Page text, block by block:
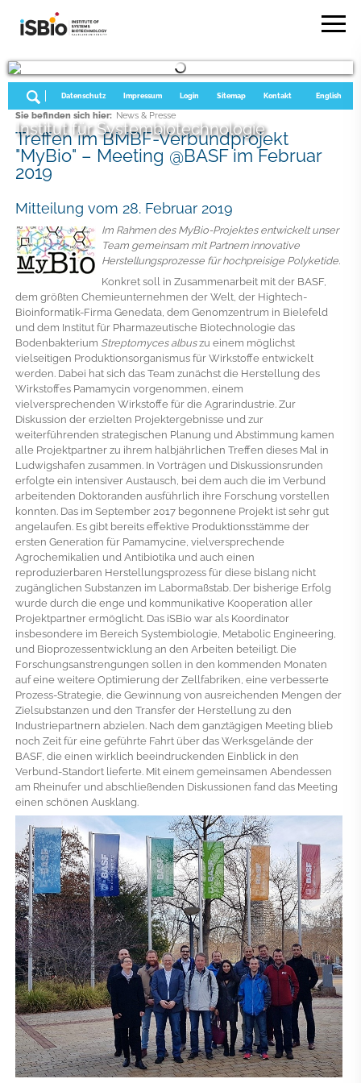
Institut für Systembiotechnologie
English
Kontakt
Sitemap
Login
Impressum
Datenschutz
Sie befinden sich hier: News & Presse
Treffen im BMBF-Verbundprojekt
"MyBio" – Meeting @BASF im Februar
2019
Mitteilung vom 28. Februar 2019
Im Rahmen des MyBio-Projektes entwickelt unser
Team gemeinsam mit Partnern innovative
Herstellungsprozesse für hochpreisige Polyketide.
Konkret soll in Zusammenarbeit mit der BASF,
dem größten Chemieunternehmen der Welt, der Hightech-
Bioinformatik-Firma Genedata, dem Genomzentrum in Bielefeld
und dem Institut für Pharmazeutische Biotechnologie das
Bodenbakterium Streptomyces albuszu einem möglichst
vielseitigen Produktionsorganismus für Wirkstoffe entwickelt
werden. Dabei hat sich das Team zunächst die Herstellung des
Wirkstoffes Pamamycin vorgenommen, einem
vielversprechenden Wirkstoffe für die Agrarindustrie. Zur
Diskussion der erzielten Projektergebnisse und zur
weiterführenden strategischen Planung und Abstimmung kamen
alle Projektpartner zu ihrem halbjährlichen Treffen dieses Mal in
Ludwigshafen zusammen. In Vorträgen und Diskussionsrunden
erfolgte ein intensiver Austausch, bei dem auch die im Verbund
arbeitenden Doktoranden ausführlich ihre Forschung vorstellen
konnten. Das im September 2017 begonnene Projekt ist sehr gut
angelaufen. Es gibt bereits effektive Produktionsstämme der
ersten Generation für Pamamycine, vielversprechende
Agrochemikalien und Antibiotika und auch einen
reproduzierbaren Herstellungsprozess für diese bislang nicht
zugänglichen Substanzen im Labormaßstab. Der bisherige Erfolg
wurde durch die enge und kommunikative Kooperation aller
Projektpartner ermöglicht. Das iSBio war als Koordinator
insbesondere im Bereich Systembiologie, Metabolic Engineering,
und Bioprozessentwicklung an den Arbeiten beteiligt. Die
Forschungsanstrengungen sollen in den kommenden Monaten
auf eine weitere Optimierung der Zellfabriken, eine verbesserte
Prozess-Strategie, die Gewinnung von ausreichenden Mengen der
Zielsubstanzen und den Transfer der Herstellung zu den
Industriepartnern abzielen. Nach dem ganztägigen Meeting blieb
noch Zeit für eine geführte Fahrt über das Werksgelände der
BASF, die einen wirklich beeindruckenden Einblick in den
Verbund-Standort lieferte. Mit einem gemeinsamen Abendessen
am Rheinufer und abschließenden Diskussionen fand das Meeting
einen schönen Ausklang.